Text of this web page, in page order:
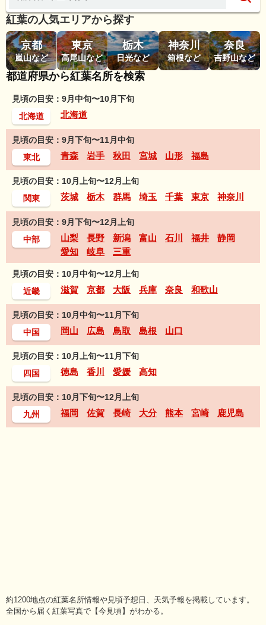
紅葉の人気エリアから探す
京都
嵐山など
東京
高尾山など
栃木
日光など
神奈川
箱根など
奈良
吉野山など
都道府県から紅葉名所を検索
見頃の目安：9月中旬〜10月下旬
北海道
北海道
見頃の目安：9月下旬〜11月中旬
東北
青森 岩手 秋田 宮城 山形 福島
見頃の目安：10月上旬〜12月上旬
関東
茨城 栃木 群馬 埼玉 千葉 東京 神奈川
見頃の目安：9月下旬〜12月上旬
中部
山梨 長野 新潟 富山 石川 福井
静岡
愛知
岐阜 三重
見頃の目安：10月中旬〜12月上旬
近畿
滋賀 京都 大阪 兵庫 奈良 和歌山
見頃の目安：10月中旬〜11月下旬
中国
岡山 広島 鳥取 島根 山口
見頃の目安：10月上旬〜11月下旬
四国
徳島 香川 愛媛 高知
見頃の目安：10月下旬〜12月上旬
九州
福岡 佐賀 長崎 大分 熊本 宮崎 鹿児島
約1200地点の紅葉名所情報や見頃予想日、天気予報を掲載しています。
全国から届く紅葉写真で【今見頃】がわかる。